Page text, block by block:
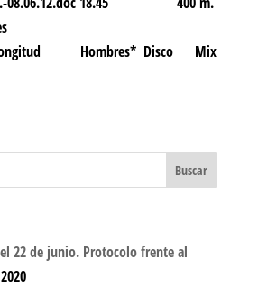
Hombres* Disco Mix
22 de junio. Protocolo frente al